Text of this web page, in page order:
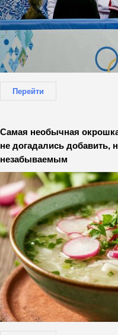
Перейти
Самая необычная
не догадались добавить,
незабываемым